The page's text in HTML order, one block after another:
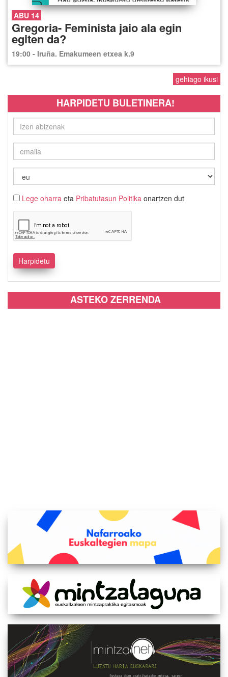
ABU 14
Gregoria- Feminista jaio ala egin
egiten da?
19:00 - Iruña. Emakumeen etxea k.9
gehiago ikusi
HARPIDETU BULETINERA!
Lege oharra eta Pribatutasun Politika onartzen dut
ASTEKO ZERRENDA